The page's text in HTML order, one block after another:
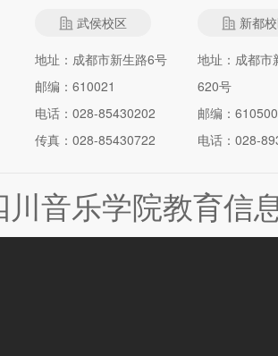
武侯校区
地址：成都市新生路6号
邮编：610021
电话：028-85430202
传真：028-85430722
新都
地址：成都市
620号
邮编：610500
电话：028-
川音乐学院教育